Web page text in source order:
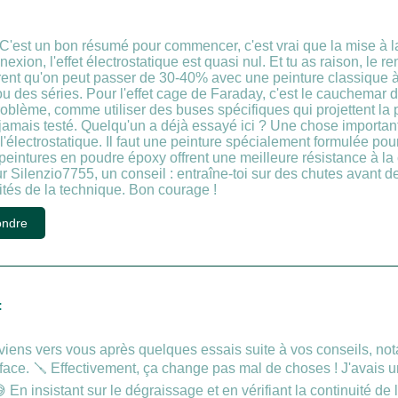
un bon résumé pour commencer, c'est vrai que la mise à
l'effet électrostatique est quasi nul. Et tu as raison, le
qu'on peut passer de 30-40% avec une peinture
des séries. Pour l'effet cage de Faraday, c'est le
comme utiliser des buses spécifiques qui projettent
testé. Quelqu'un a déjà essayé ici ? Une chose
Il faut une peinture spécialement formulée
en poudre époxy offrent une meilleure résistance à
Silenzio7755, un conseil : entraîne-toi sur des chutes avant
de la technique. Bon courage !
vers vous après quelques essais suite à vos conseils,
🪛 Effectivement, ça change pas mal de choses ! J'avais
En insistant sur le dégraissage et en vérifiant la continuité